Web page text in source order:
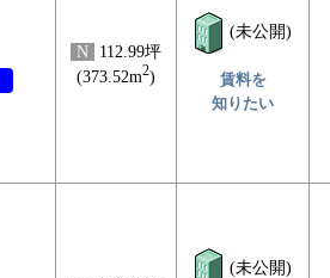
N
112.99坪
(373.52m2)
(未公開)
賃料を
知りたい
(未公開)